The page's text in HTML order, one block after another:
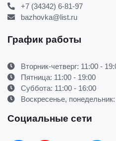
+7 (34342) 6-81-97
bazhovka@list.ru
График работы
Вторник-четверг: 11:00 -
Пятница: 11:00 - 19:00
Суббота: 11:00 - 16:00
Воскресенье,
Социальные сети